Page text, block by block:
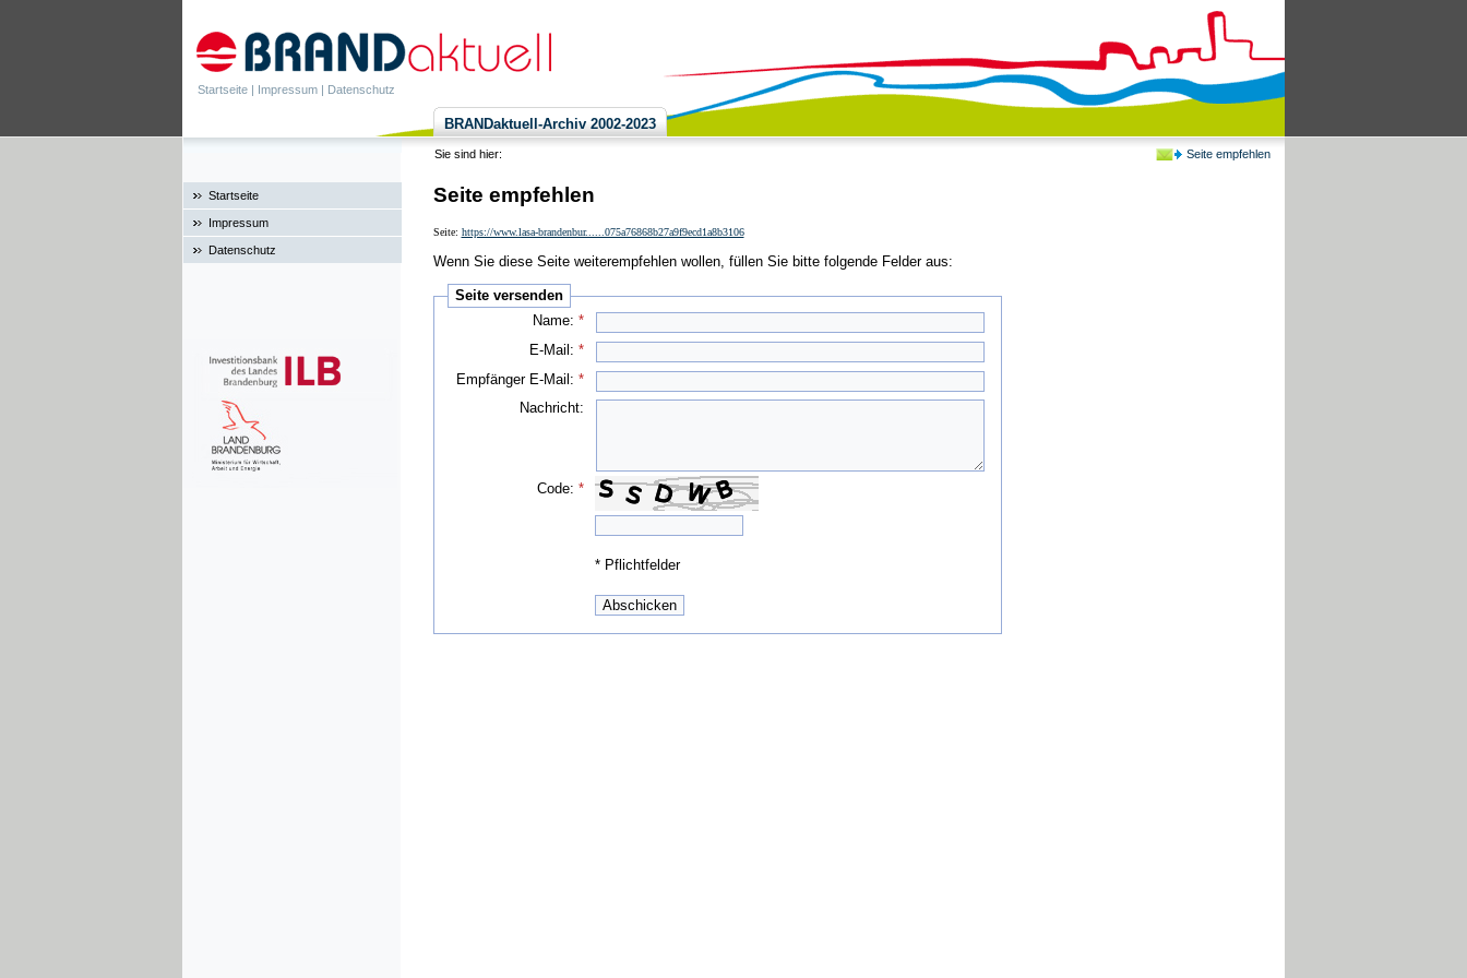
Startseite | Impressum | Datenschutz
Seite empfehlen
BRANDaktuell-Archiv 2002-2023
Sie sind hier:
Startseite
Impressum
Datenschutz
Seite empfehlen
Seite: https://www.lasa-brandenbur......075a76868b27a9f9ecd1a8b3106
Wenn Sie diese Seite weiterempfehlen wollen, füllen Sie bitte folgende Felder aus:
Seite versenden
Name:*
E-Mail:*
Empfänger E-Mail:*
Nachricht:
Code:*
* Pflichtfelder